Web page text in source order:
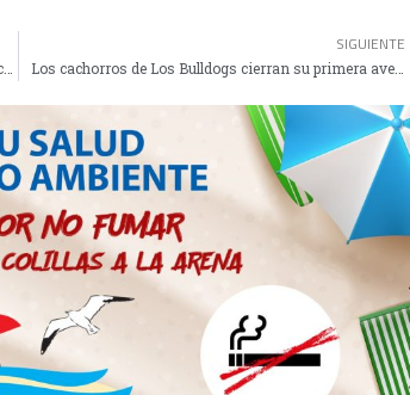
El Crystal Palace de Uche jugará la final de la Conference ante el Rayo
SIGUIENTE
Los cachorros de Los Bulldogs cierran su primera aventura andaluza